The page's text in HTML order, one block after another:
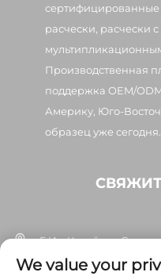
сертифицированные
расчески, расчески
Производственная
поддержка OEM/
Америку, Юго-
образец уже сегодня.
Г. Иу, Китай, ул.
We value your